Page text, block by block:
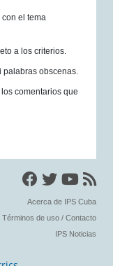
el tema
a los criterios.
palabras obscenas.
comentarios que
Acerca de IPS Cuba
Términos de uso / Contacto
IPS Noticias